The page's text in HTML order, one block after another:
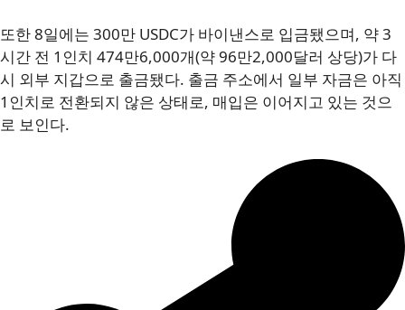
또한 8일에는 300만 USDC가 바이낸스로 입금됐으며, 약 3
시간 전 1인치 474만6,000개(약 96만2,000달러 상당)가 다
시 외부 지갑으로 출금됐다. 출금 주소에서 일부 자금은 아직
1인치로 전환되지 않은 상태로, 매입은 이어지고 있는 것으
로 보인다.